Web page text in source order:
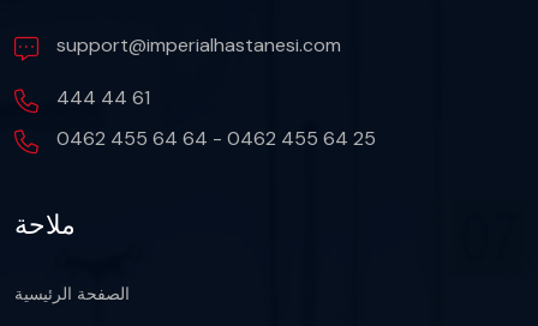
support@imperialhastanesi.com
444 44 61
0462 455 64 64 - 0462 455 64 25
ملاحة
الصفحة الرئيسية